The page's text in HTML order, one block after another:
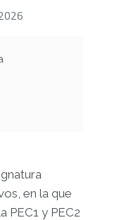
en la que
PEC1 y PEC2